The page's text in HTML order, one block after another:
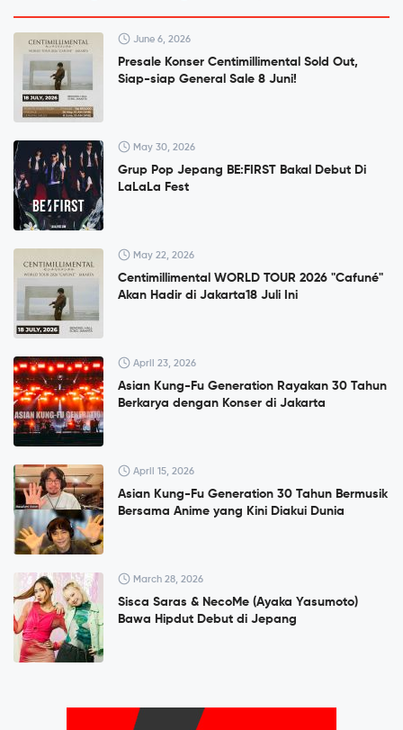
June 6, 2026
Presale Konser Centimillimental Sold Out,
Siap-siap General Sale 8 Juni!
May 30, 2026
Grup Pop Jepang BE:FIRST Bakal Debut Di
LaLaLa Fest
May 22, 2026
Centimillimental WORLD TOUR 2026 "Cafuné"
Akan Hadir di Jakarta18 Juli Ini
April 23, 2026
Asian Kung-Fu Generation Rayakan 30 Tahun
Berkarya dengan Konser di Jakarta
April 15, 2026
Asian Kung-Fu Generation 30 Tahun Bermusik
Bersama Anime yang Kini Diakui Dunia
March 28, 2026
Sisca Saras & NecoMe (Ayaka Yasumoto)
Bawa Hipdut Debut di Jepang